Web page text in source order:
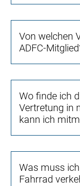
Von welchen
ADFC-
Wo finde ich
Vertretung in
kann ich
Was muss
Fahrrad